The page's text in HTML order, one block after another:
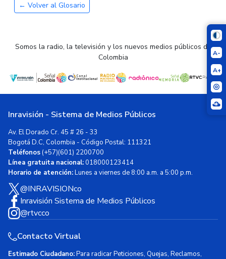
A-
A+
← Volver al Glosario
Somos la radio, la televisión y los nuevos medios públicos de
Colombia
Inravisión - Sistema de Medios Públicos
Av. El Dorado Cr. 45 # 26 - 33
Bogotá D.C, Colombia - Código Postal: 111321
Teléfonos(+57)(601) 2200700
Línea gratuita nacional:018000123414
Horario de atención:Lunes a viernes de 8:00 a.m. a 5:00 p.m.
@INRAVISIONco
Inravisión Sistema de Medios Públicos
@rtvcco
Contacto Virtual
Estimado Ciudadano:Para radicar Peticiones, Quejas, Reclamos,